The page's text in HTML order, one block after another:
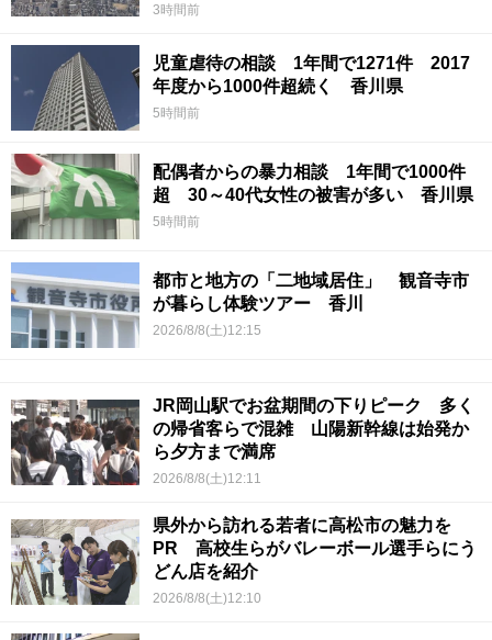
3時間前
児童虐待の相談 1年間で1271件 2017
年度から1000件超続く 香川県
5時間前
配偶者からの暴力相談 1年間で1000件
超 30～40代女性の被害が多い 香川県
5時間前
都市と地方の「二地域居住」 観音寺市
が暮らし体験ツアー 香川
2026/8/8(土)12:15
JR岡山駅でお盆期間の下りピーク 多く
の帰省客らで混雑 山陽新幹線は始発か
ら夕方まで満席
2026/8/8(土)12:11
県外から訪れる若者に高松市の魅力を
PR 高校生らがバレーボール選手らにう
どん店を紹介
2026/8/8(土)12:10